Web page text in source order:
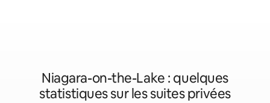
Niagara-on-the-Lake : quelques
statistiques sur les suites privées